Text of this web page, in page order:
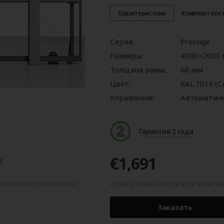
Панорамные ворота
Автоматика для
Автоматика для
промышленных
Роллетные решетки
Перегрузочные
Перегрузочные
тамбуры
Характеристики Комплект
Серия:
Prestige
Размеры:
Толщина рамы:
68 мм
Цвет:
RAL 7016
Управление:
Гарантия 2 года
€1,691
Заказать